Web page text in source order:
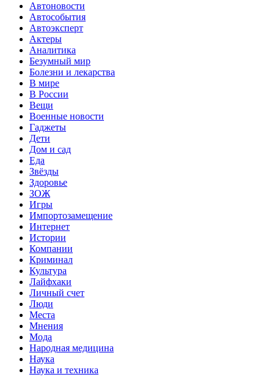
Автоновости
Автособытия
Автоэксперт
Актеры
Аналитика
Безумный мир
Болезни и лекарства
В мире
В России
Вещи
Военные новости
Гаджеты
Дети
Дом и сад
Еда
Звёзды
Здоровье
ЗОЖ
Игры
Импортозамещение
Интернет
Истории
Компании
Криминал
Культура
Лайфхаки
Личный счет
Люди
Места
Мнения
Мода
Народная медицина
Наука
Наука и техника